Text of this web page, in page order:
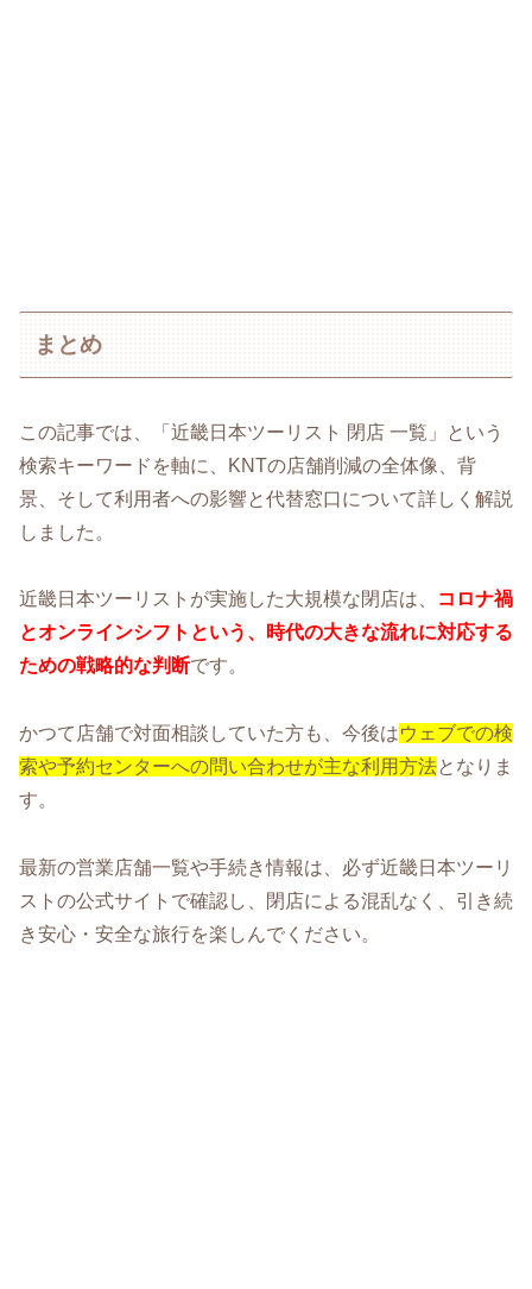
まとめ
この記事では、「近畿日本ツーリスト 閉店 一覧」という
検索キーワードを軸に、KNTの店舗削減の全体像、背
景、そして利用者への影響と代替窓口について詳しく解説
しました。
近畿日本ツーリストが実施した大規模な閉店は、
コロナ禍
とオンラインシフトという、時代の大きな流れに対応する
ための戦略的な判断です。
かつて店舗で対面相談していた方も、今後はウェブでの検
索や予約センターへの問い合わせが主な利用方法となりま
す。
最新の営業店舗一覧や手続き情報は、必ず近畿日本ツーリ
ストの公式サイトで確認し、閉店による混乱なく、引き続
き安心・安全な旅行を楽しんでください。